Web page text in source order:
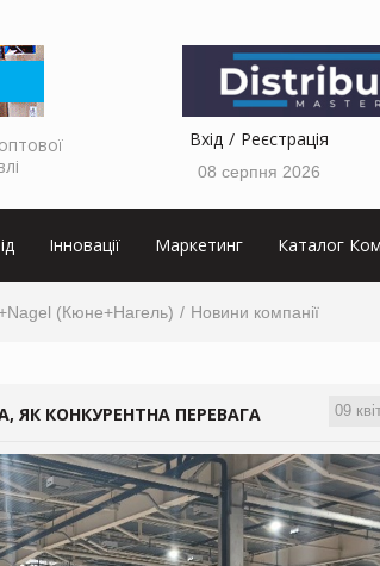
Вхід Реєстрація
08 серпня 2026
Інновації Маркетинг Каталог
(Кюне+Нагель) Новини компанії
09
ЯК КОНКУРЕНТНА ПЕРЕВАГА